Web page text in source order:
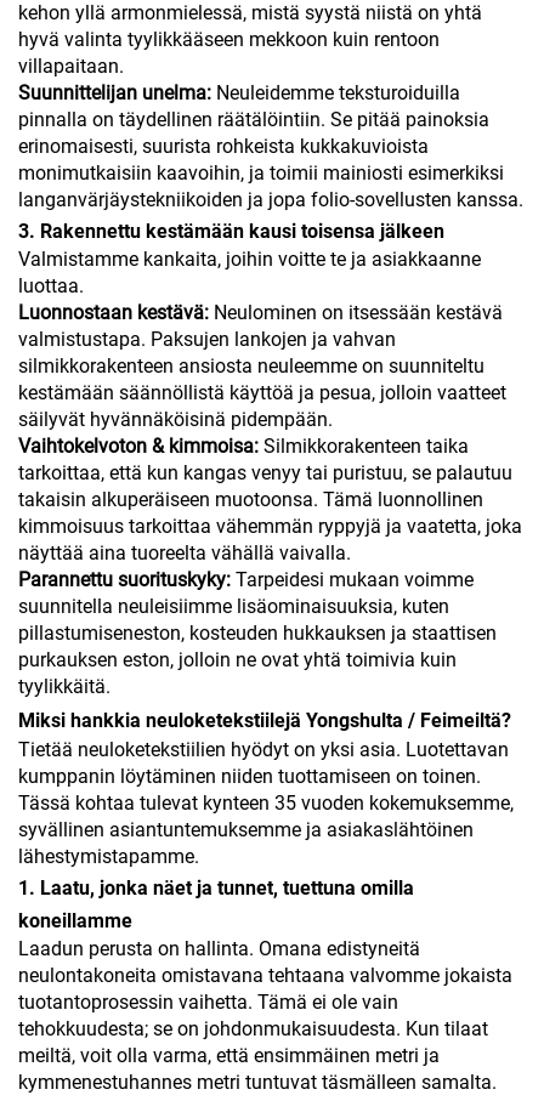
kehon yllä armonmielessä, mistä syystä niistä on yhtä
hyvä valinta tyylikkääseen mekkoon kuin rentoon
villapaitaan.
Suunnittelijan unelma: Neuleidemme teksturoiduilla
pinnalla on täydellinen räätälöintiin. Se pitää painoksia
erinomaisesti, suurista rohkeista kukkakuvioista
monimutkaisiin kaavoihin, ja toimii mainiosti esimerkiksi
langanvärjäystekniikoiden ja jopa folio-sovellusten kanssa.
3. Rakennettu kestämään kausi toisensa jälkeen
Valmistamme kankaita, joihin voitte te ja asiakkaanne
luottaa.
Luonnostaan kestävä: Neulominen on itsessään kestävä
valmistustapa. Paksujen lankojen ja vahvan
silmikkorakenteen ansiosta neuleemme on suunniteltu
kestämään säännöllistä käyttöä ja pesua, jolloin vaatteet
säilyvät hyvännäköisinä pidempään.
Vaihtokelvoton & kimmoisa: Silmikkorakenteen taika
tarkoittaa, että kun kangas venyy tai puristuu, se palautuu
takaisin alkuperäiseen muotoonsa. Tämä luonnollinen
kimmoisuus tarkoittaa vähemmän ryppyjä ja vaatetta, joka
näyttää aina tuoreelta vähällä vaivalla.
Parannettu suorituskyky: Tarpeidesi mukaan voimme
suunnitella neuleisiimme lisäominaisuuksia, kuten
pillastumiseneston, kosteuden hukkauksen ja staattisen
purkauksen eston, jolloin ne ovat yhtä toimivia kuin
tyylikkäitä.
Miksi hankkia neuloketekstiilejä Yongshulta / Feimeiltä?
Tietää neuloketekstiilien hyödyt on yksi asia. Luotettavan
kumppanin löytäminen niiden tuottamiseen on toinen.
Tässä kohtaa tulevat kynteen 35 vuoden kokemuksemme,
syvällinen asiantuntemuksemme ja asiakaslähtöinen
lähestymistapamme.
1. Laatu, jonka näet ja tunnet, tuettuna omilla
koneillamme
Laadun perusta on hallinta. Omana edistyneitä
neulontakoneita omistavana tehtaana valvomme jokaista
tuotantoprosessin vaihetta. Tämä ei ole vain
tehokkuudesta; se on johdonmukaisuudesta. Kun tilaat
meiltä, voit olla varma, että ensimmäinen metri ja
kymmenestuhannes metri tuntuvat täsmälleen samalta.